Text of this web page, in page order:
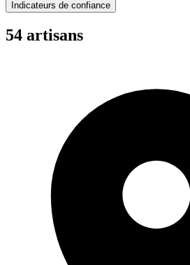
Indicateurs de confiance
54 artisans